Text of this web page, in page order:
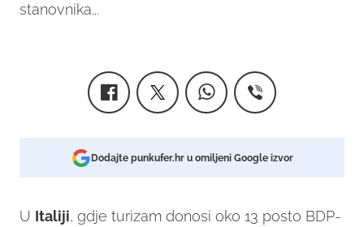
stanovnika...
Dodajte punkufer.hr u omiljeni Google izvor
U Italiji, gdje turizam donosi oko 13 posto BDP-